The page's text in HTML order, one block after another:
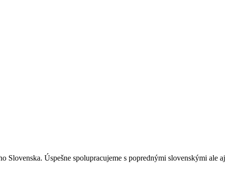
Úspešne spolupracujeme s poprednými slovenskými ale aj